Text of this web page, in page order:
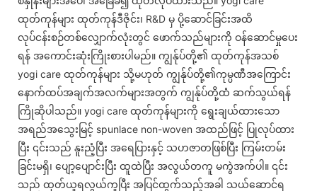
ထုတ်ကုန်များ ထုတ်ကုန်ဒီဇိုင်း၊ R&D မှ ပို့ဆောင်ခြင်းအထိ
လုပ်ငန်းစဉ်တစ်လျှောက်လုံးတွင် ဖောက်သည်များကို ဝန်ဆောင်မှုပေး
ရန် အကောင်းဆုံးကြိုးစားပါမည်။ ကျွန်ုပ်တို့၏ ထုတ်ကုန်အသစ်
yogi care ထုတ်ကုန်များ သို့မဟုတ် ကျွန်ုပ်တို့၏ကုမ္ပဏီအကြောင်း
နောက်ထပ်အချက်အလက်များအတွက် ကျွန်ုပ်တို့ထံ ဆက်သွယ်ရန်
ကြိုဆိုပါသည်။ yogi care ထုတ်ကုန်များကို ရွေးချယ်ထားသော
အရည်အသွေးမြင့် spunlace non-woven အထည်ဖြင့် ပြုလုပ်ထား
ပြီး ၎င်းသည် နူးညံ့ပြီး အရေပြားနှင့် သဟဇာတဖြစ်ပြီး ကြမ်းတမ်း
ခြင်းမရှိ၊ ပျော့ပျောင်းပြီး ထူထဲပြီး အလွယ်တကူ မကွဲအက်ပါ။ ၎င်း
သည် ထုတ်ယူရလွယ်ကူပြီး အပြင်ထွက်သည့်အခါ သယ်ဆောင်ရ